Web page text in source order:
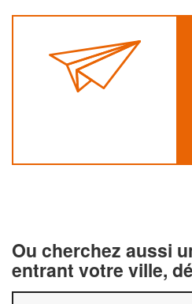
Ou cherchez aussi
entrant votre ville,